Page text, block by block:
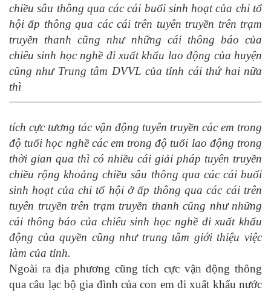
chiều sâu thông qua các cái buổi sinh hoạt của chi tổ
hội ấp thông qua các cái trên tuyên truyền trên trạm
truyền thanh cũng như những cái thông báo của
chiêu sinh học nghề đi xuất khẩu lao động của huyện
cũng như Trung tâm DVVL của tỉnh cái thứ hai nữa
thì
tích cực tương tác vận động tuyên truyền các em trong
độ tuổi học nghề các em trong độ tuổi lao động trong
thời gian qua thì có nhiều cái giải pháp tuyên truyền
chiều rộng khoảng chiều sâu thông qua các cái buổi
sinh hoạt của chi tổ hội ở ấp thông qua các cái trên
tuyên truyền trên trạm truyền thanh cũng như những
cái thông báo của chiêu sinh học nghề đi xuất khẩu
động của quyền cũng như trung tâm giới thiệu việc
làm của tỉnh.
Ngoài ra địa phương cũng tích cực vận động thông
qua câu lạc bộ gia đình của con em đi xuất khẩu nước